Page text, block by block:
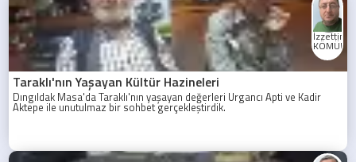
Taraklı'nın Yaşayan Kültür Hazineleri
Dıngıldak Masa'da Taraklı'nın yaşayan değerleri Urgancı Apti ve Kadir
Aktepe ile unutulmaz bir sohbet gerçekleştirdik.
İzzettin